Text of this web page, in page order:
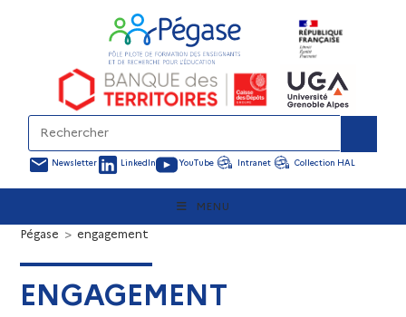
Newsletter LinkedIn YouTube Intranet Collection HAL
MENU
ENGAGEMENT
Pégase > engagement